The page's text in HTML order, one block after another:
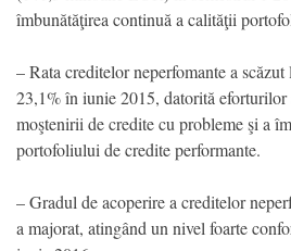
îmbunătăţirea continuă a calităţii
– Rata creditelor neperfomante a
23,1% în iunie 2015, datorită eforturilor
moştenirii de credite cu probleme şi a
portofoliului de credite performante.
– Gradul de acoperire a creditelor
a majorat, atingând un nivel foarte